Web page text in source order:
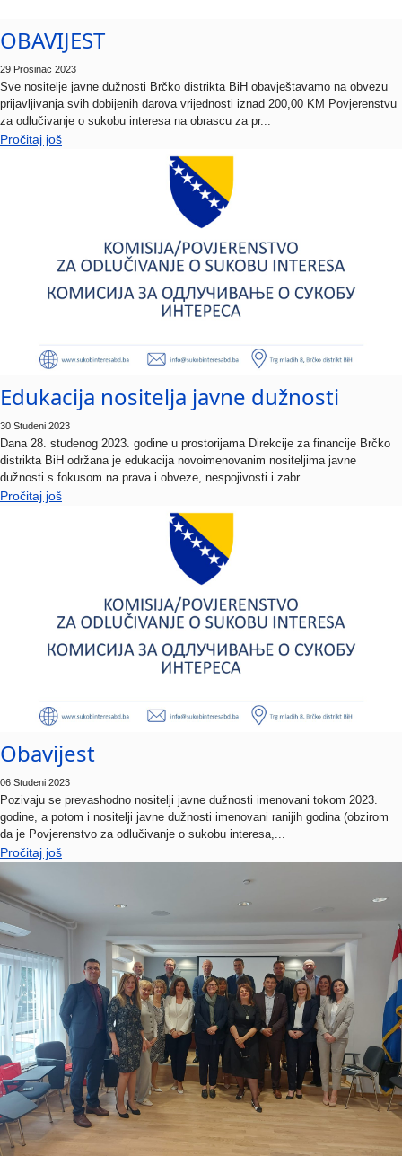
OBAVIJEST
29 Prosinac 2023
Sve nositelje javne dužnosti Brčko distrikta BiH obavještavamo na obvezu
prijavljivanja svih dobijenih darova vrijednosti iznad 200,00 KM Povjerenstvu
za odlučivanje o sukobu interesa na obrascu za pr...
Pročitaj još
Edukacija nositelja javne dužnosti
Dana 28. studenog 2023. godine u prostorijama Direkcije za financije Brčko
distrikta BiH održana je edukacija novoimenovanim nositeljima javne
dužnosti s fokusom na prava i obveze, nespojivosti i zabr...
Pročitaj još
Obavijest
06 Studeni 2023
Pozivaju se prevashodno nositelji javne dužnosti imenovani tokom 2023.
godine, a potom i nositelji javne dužnosti imenovani ranijih godina (obzirom
da je Povjerenstvo za odlučivanje o sukobu interesa,...
Pročitaj još